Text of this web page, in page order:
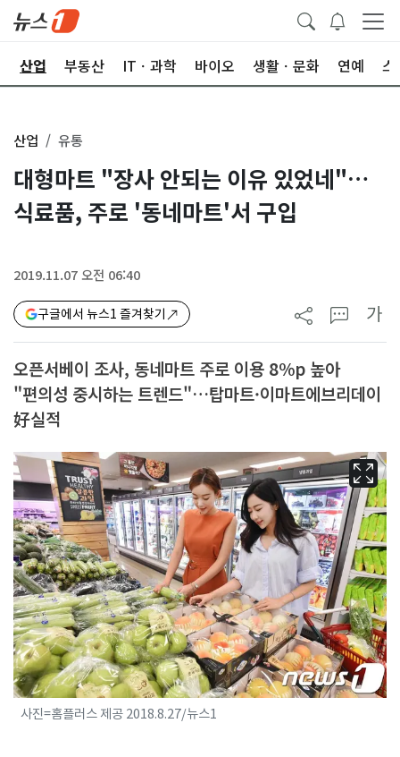
산업 부동산 ITㆍ과학 바이오 생활ㆍ문화 연예 스
산업 유통
대형마트 "장사 안되는 이유 있었네"…
식료품, 주로 '동네마트'서 구입
2019.11.07 오전 06:40
구글에서 뉴스1 즐겨찾기 가
오픈서베이 조사, 동네마트 주로 이용 8%p 높아
"편의성 중시하는 트렌드"…탑마트·이마트에브리데이
好실적
사진=홈플러스 제공 2018.8.27/뉴스1